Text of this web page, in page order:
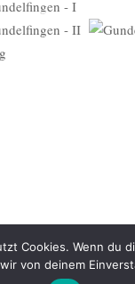
Mit Stolz präsentiert von
Cookies. Wenn du
von deinem